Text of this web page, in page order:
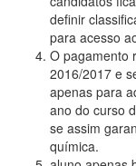
definir
para acesso
O pagamento
2016/2017 e
apenas para
ano do curso
se assim
química.